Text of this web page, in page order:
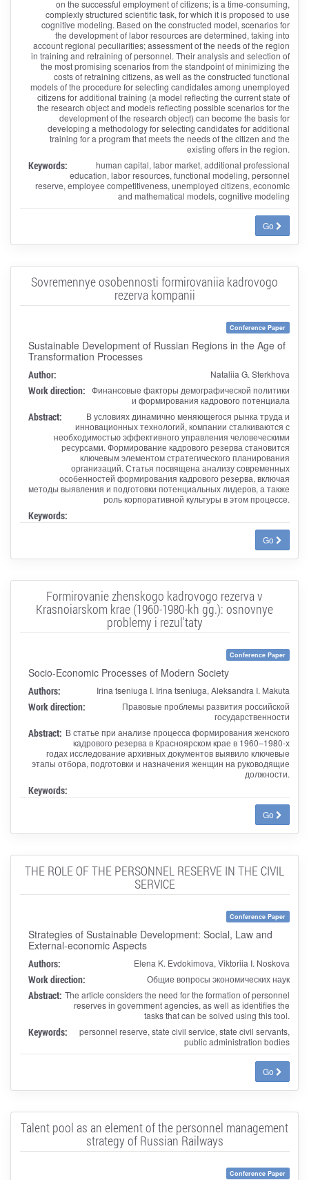
on the successful employment of citizens; is a time-consuming,
complexly structured scientific task, for which it is proposed to use
cognitive modeling. Based on the constructed model, scenarios for
the development of labor resources are determined, taking into
account regional peculiarities; assessment of the needs of the region
in training and retraining of personnel. Their analysis and selection of
the most promising scenarios from the standpoint of minimizing the
costs of retraining citizens, as well as the constructed functional
models of the procedure for selecting candidates among unemployed
citizens for additional training (a model reflecting the current state of
the research object and models reflecting possible scenarios for the
development of the research object) can become the basis for
developing a methodology for selecting candidates for additional
training for a program that meets the needs of the citizen and the
existing offers in the region.
Keywords:
human capital, labor market, additional professional
education, labor resources, functional modeling, personnel
reserve, employee competitiveness, unemployed citizens, economic
and mathematical models, cognitive modeling
Go
Sovremennye osobennosti formirovaniia kadrovogo
rezerva kompanii
Conference Paper
Sustainable Development of Russian Regions in the Age of
Transformation Processes
Author: Nataliia G. Sterkhova
Work direction: Финансовые факторы демографической политики
и формирования кадрового потенциала
Abstract:
В условиях динамично меняющегося рынка труда и
инновационных технологий, компании сталкиваются с
необходимостью эффективного управления человеческими
ресурсами. Формирование кадрового резерва становится
ключевым элементом стратегического планирования
организаций. Статья посвящена анализу современных
особенностей формирования кадрового резерва, включая
методы выявления и подготовки потенциальных лидеров, а также
роль корпоративной культуры в этом процессе.
Keywords:
Go
Formirovanie zhenskogo kadrovogo rezerva v
Krasnoiarskom krae (1960-1980-kh gg.): osnovnye
problemy i rezul'taty
Conference Paper
Socio-Economic Processes of Modern Society
Authors: Irina tseniuga I. Irina tseniuga, Aleksandra I. Makuta
Work direction:
Правовые проблемы развития российской
государственности
Abstract: В статье при анализе процесса формирования женского
кадрового резерва в Красноярском крае в 1960–1980-х
годах исследование архивных документов выявило ключевые
этапы отбора, подготовки и назначения женщин на руководящие
должности.
Keywords:
Go
THE ROLE OF THE PERSONNEL RESERVE IN THE CIVIL
SERVICE
Conference Paper
Strategies of Sustainable Development: Social, Law and
External-economic Aspects
Authors: Elena K. Evdokimova, Viktoriia I. Noskova
Work direction: Общие вопросы экономических наук
Abstract: The article considers the need for the formation of personnel
reserves in government agencies, as well as identifies the
tasks that can be solved using this tool.
Keywords:
personnel reserve, state civil service, state civil servants,
public administration bodies
Go
Talent pool as an element of the personnel management
strategy of Russian Railways
Conference Paper